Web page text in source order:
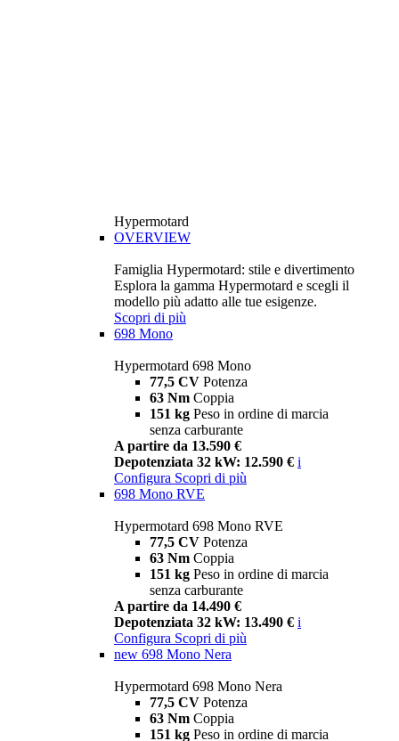
Hypermotard
OVERVIEW
Famiglia Hypermotard: stile e divertimento
Esplora la gamma Hypermotard e scegli il
modello più adatto alle tue esigenze.
Scopri di più
698 Mono
Hypermotard 698 Mono
77,5 CV Potenza
63 Nm Coppia
151 kg Peso in ordine di marcia
senza carburante
A partire da 13.590 €
Depotenziata 32 kW: 12.590 € i
Configura Scopri di più
698 Mono RVE
Hypermotard 698 Mono RVE
77,5 CV Potenza
63 Nm Coppia
151 kg Peso in ordine di marcia
senza carburante
A partire da 14.490 €
Depotenziata 32 kW: 13.490 € i
Configura Scopri di più
new 698 Mono Nera
Hypermotard 698 Mono Nera
77,5 CV Potenza
63 Nm Coppia
151 kg Peso in ordine di marcia